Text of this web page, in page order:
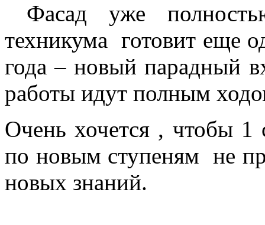
Фасад уже
техникума готовит еще
года – новый парадный
работы идут полным
Очень хочется , чтобы 1
по новым ступеням не
новых знаний.